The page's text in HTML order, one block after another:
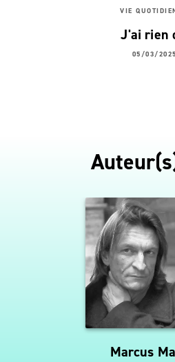
VIE
J'ai rien
05/03/2025
Marcus